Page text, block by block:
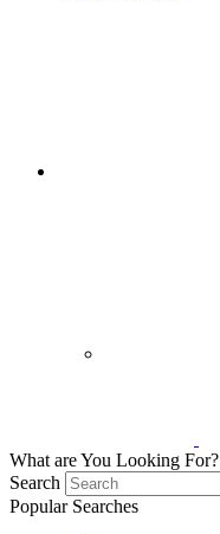
What are You Looking For?
Search
Popular Searches